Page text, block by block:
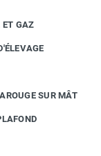
ET GAZ
SUR MÂT